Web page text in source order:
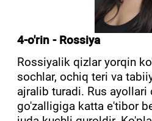
4-o'rin - Rossiya
Rossiyalik qizlar yorqin
sochlar, ochiq teri va
ajralib turadi. Rus ayollari
go'zalligiga katta e'tibor